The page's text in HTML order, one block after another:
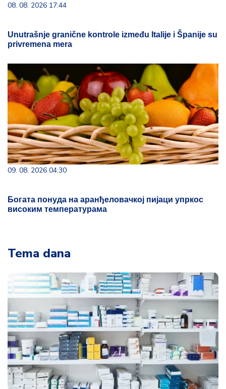
08. 08. 2026 17:44
Unutrašnje granične kontrole između Italije i Španije su
privremena mera
09. 08. 2026 04:30
Богата понуда на аранђеловачкој пијаци упркос
високим температурама
Tema dana